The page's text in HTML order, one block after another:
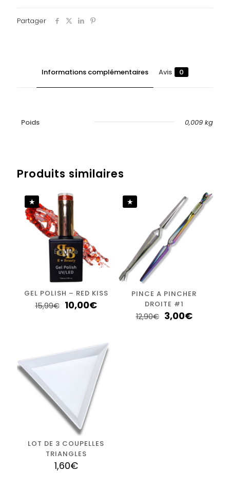
Partager
Informations complémentaires Avis 0
Poids 0,009 kg
Soyez le premier à laisser votre avis
sur “FLAKES INCRUSTATION LIGHT
GREEN”
Vous devez être pour publier un avis.
Produits similaires
Épuisé
GEL POLISH – RED KISS
15,99€ 10,00€
PINCE A PINCHER
DROITE #1
12,90€ 3,00€
LOT DE 3 COUPELLES
TRIANGLES
1,60€